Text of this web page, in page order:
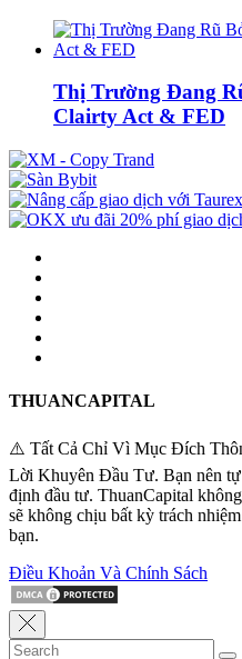
Thị Trường Đang
Clairty Act & FED
THUANCAPITAL
⚠️ Tất Cả Chỉ Vì Mục Đích
Lời Khuyên Đầu Tư. Bạn nên
định đầu tư. ThuanCapital
sẽ không chịu bất kỳ trách
bạn.
Điều Khoản Và Chính Sách